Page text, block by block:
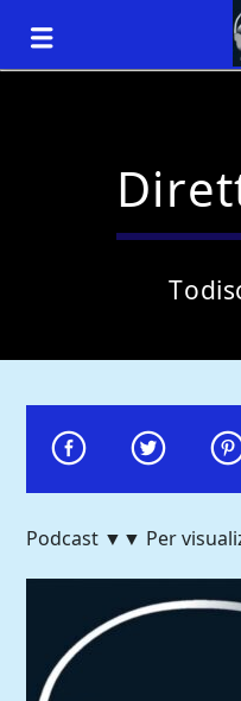
Traccia corrente
Titolo
Podcast ▼▼ Per